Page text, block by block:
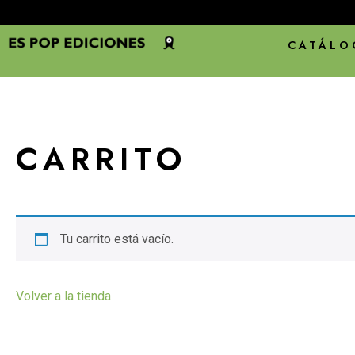
CARRITO
Tu carrito está vacío.
Volver a la tienda